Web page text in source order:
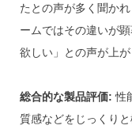
たとの声が多く聞か
ームではその違いが
欲しい」との声が上が
総合的な製品評価: 性
質感などをじっくり